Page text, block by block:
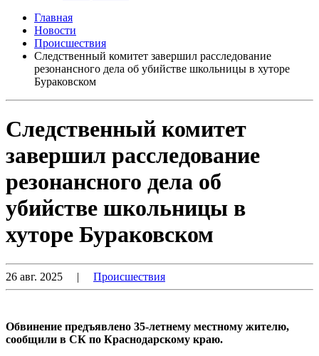
Главная
Новости
Происшествия
Следственный комитет завершил расследование
резонансного дела об убийстве школьницы в хуторе
Бураковском
Следственный комитет
завершил расследование
резонансного дела об
убийстве школьницы в
хуторе Бураковском
26 авг. 2025 | Происшествия
Обвинение предъявлено 35-летнему местному жителю,
сообщили в СК по Краснодарскому краю.